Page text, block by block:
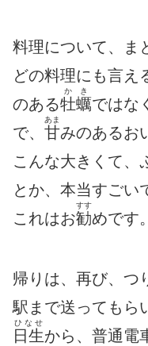
料理について、ま
どの料理にも言え
のある牡蠣
かき
ではな
で、 甘
あま
みのあるお
こんな大きくて、
とか、本当すごい
これはお勧
すす
めです。
帰りは、再び、つ
駅まで送ってもら
日生
ひなせ
から、普通電